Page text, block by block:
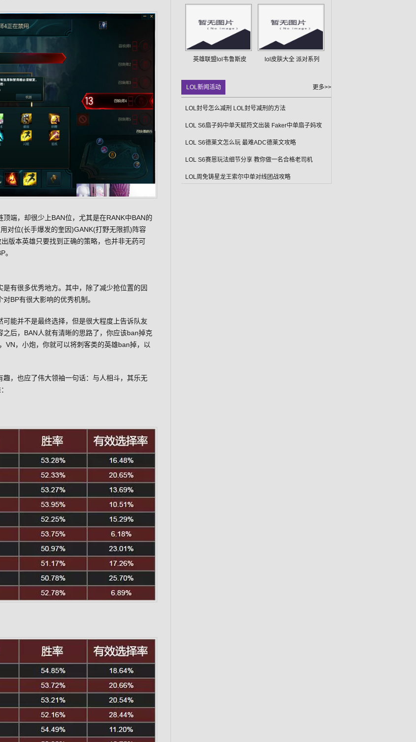
端，却很少上BAN位，尤其是在RANK中BAN的
对位(长手爆发的奎因)GANK(打野无限抓)阵容
版本英雄只要找到正确的策略，也并非无药可
。
有很多优秀地方。其中，除了减少抢位置的因
BP有很大影响的优秀机制。
能并不是最终选择，但是很大程度上告诉队友
后，BAN人就有清晰的思路了，你应该ban掉克
VN，小炮，你就可以将刺客类的英雄ban掉，以
，也应了伟大领袖一句话：与人相斗，其乐无
英雄联盟lol韦鲁斯皮 lol皮肤大全 派对系列
LOL新闻活动 更多>>
LOL封号怎么减刑 LOL封号减刑的方法
LOL S6扇子妈中单天赋符文出装 Faker中单扇子妈攻
LOL S6德莱文怎么玩 最难ADC德莱文攻略
LOL S6赛恩玩法细节分享 教你做一名合格老司机
LOL周免铸星龙王索尔中单对线团战攻略